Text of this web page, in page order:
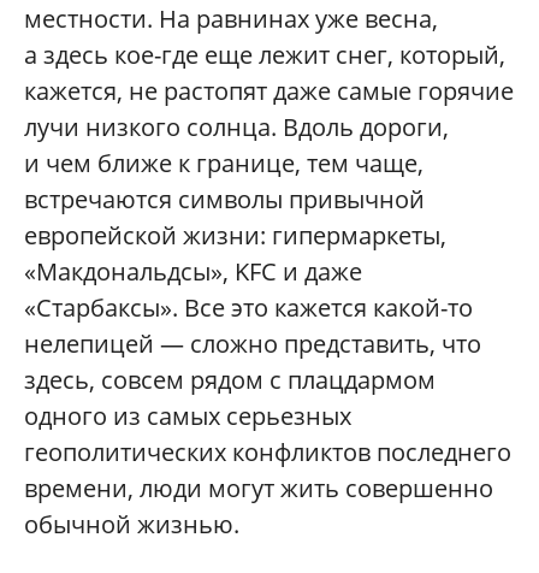
местности. На равнинах уже весна,
а здесь кое-где еще лежит снег, который,
кажется, не растопят даже самые горячие
лучи низкого солнца. Вдоль дороги,
и чем ближе к границе, тем чаще,
встречаются символы привычной
европейской жизни: гипермаркеты,
«Макдональдсы», KFC и даже
«Старбаксы». Все это кажется какой-то
нелепицей — сложно представить, что
здесь, совсем рядом с плацдармом
одного из самых серьезных
геополитических конфликтов последнего
времени, люди могут жить совершенно
обычной жизнью.